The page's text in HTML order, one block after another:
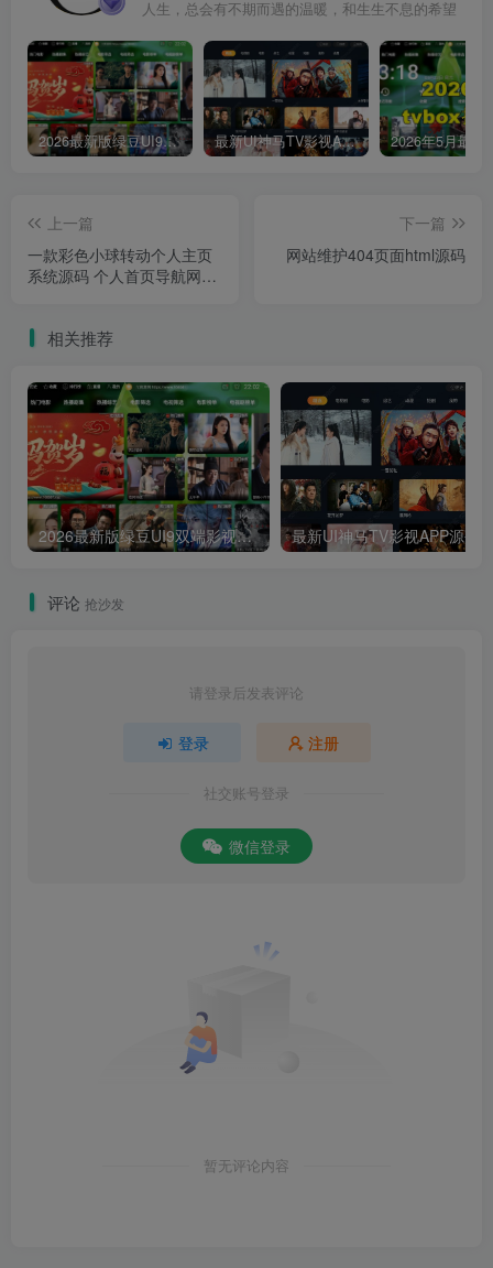
人生，总会有不期而遇的温暖，和生生不息的希望
2026最新版绿豆UI9双端影视APP源码 最新UI神马TV影视APP源码 乐檬影视苹果CMS后台 包含前后端源码
上一篇
一款彩色小球转动个人主页
系统源码 个人首页导航网站
下一篇
网站维护404页面html源码
相关推荐
2026最新版绿豆UI9双端影视APP源码
评论 抢沙发
请登录后发表评论
登录 注册
社交账号登录
微信登录
暂无评论内容